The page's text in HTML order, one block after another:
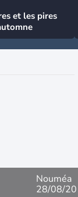
et les pires
Nouméa
28/08/